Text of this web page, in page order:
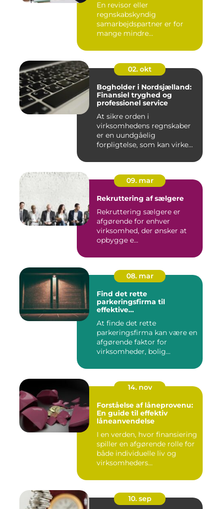
En revisor eller
regnskabskyndig
samarbejdspartner er for
mange mindre
ro...
02. okt
Bogholder i Nordsjælland:
Finansiel tryghed og
professionel service
At sikre orden i
virksomhedens regnskaber
er en uundgåelig
forpligtelse, som kan virke
09. mar
Rekruttering af sælgere
Rekruttering sælgere er
afgørende for enhver
virksomhed, der ønsker at
opbygge e...
08. mar
Find det rette
parkeringsfirma til
effektive
At finde det rette
parkeringsfirma kan være en
afgørende faktor for
virksomheder, bolig...
14. nov
Forståelse af låneprovenu:
En guide til effektiv
låneanvendelse
I en verden, hvor finansiering
spiller en afgørende rolle for
både individuelle liv og
virksomheders...
10. sep